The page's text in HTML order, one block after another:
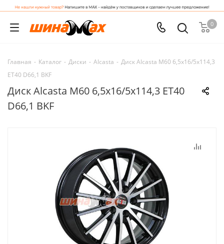
0
Главная - Каталог - Диски - Alcasta - Диск Alcasta M60 6,5x16/5x114,3
ET40 D66,1 BKF
Диск Alcasta M60 6,5x16/5x114,3 ET40
D66,1 BKF